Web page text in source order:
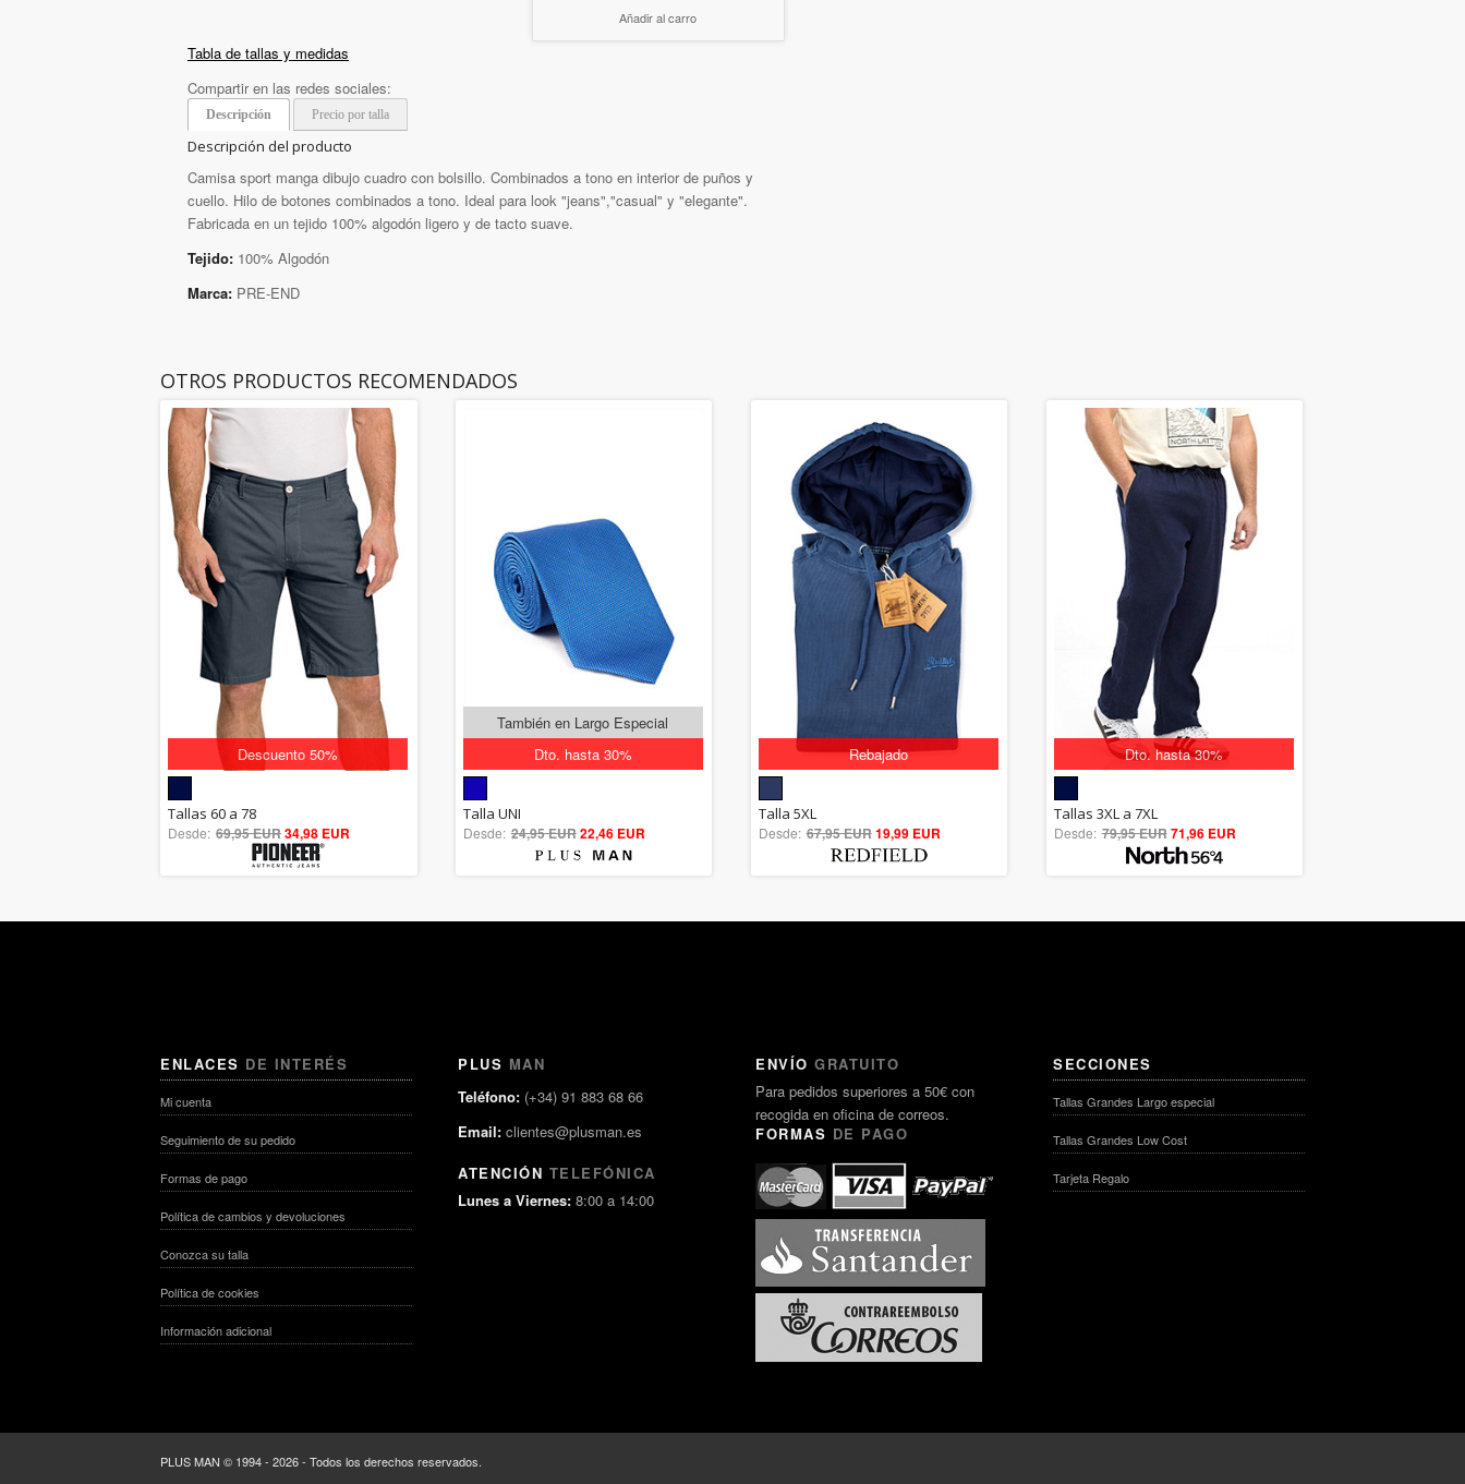
Añadir al carro
Tabla de tallas y medidas
Compartir en las redes sociales:
Descripción Precio por talla
Descripción del producto
Camisa sport manga dibujo cuadro con bolsillo. Combinados a tono en interior de puños y
cuello. Hilo de botones combinados a tono. Ideal para look "jeans","casual" y "elegante".
Fabricada en un tejido 100% algodón ligero y de tacto suave.
Tejido: 100% Algodón
Marca: PRE-END
OTROS PRODUCTOS RECOMENDADOS
Descuento 50%
5.00
out of 5
Tallas 60 a 78
Desde: 69,95 EUR34,98 EUR
Dto. hasta 30%
También en Largo Especial
out of 5
Talla UNI
Desde: 24,95 EUR22,46 EUR
Rebajado
out of 5
Talla 5XL
Desde: 67,95 EUR19,99 EUR
Dto. hasta 30%
5.00
out of 5
Tallas 3XL a 7XL
Desde: 79,95 EUR71,96 EUR
ENLACES DE INTERÉS
Mi cuenta
Seguimiento de su pedido
Formas de pago
Política de cambios y devoluciones
Conozca su talla
Política de cookies
Información adicional
PLUS MAN
Teléfono: (+34) 91 883 68 66
Email: clientes@plusman.es
ATENCIÓN TELEFÓNICA
Lunes a Viernes: 8:00 a 14:00
ENVÍO GRATUITO
Para pedidos superiores a 50€ con
recogida en oficina de correos.
FORMAS DE PAGO
SECCIONES
Tallas Grandes Largo especial
Tallas Grandes Low Cost
Tarjeta Regalo
PLUS MAN © 1994 - 2026 - Todos los derechos reservados.